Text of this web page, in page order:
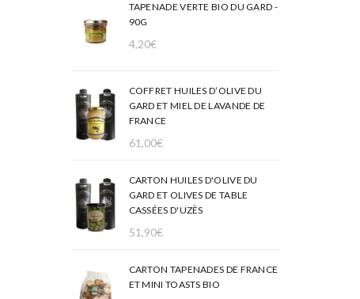
était : est :
TAPENADE VERTE BIO DU GARD -
90G
4,20€
COFFRET HUILES D’OLIVE DU
GARD ET MIEL DE LAVANDE DE
FRANCE
61,00€
CARTON HUILES D'OLIVE DU
GARD ET OLIVES DE TABLE
CASSÉES D'UZÈS
51,90€
CARTON TAPENADES DE FRANCE
ET MINI TOASTS BIO